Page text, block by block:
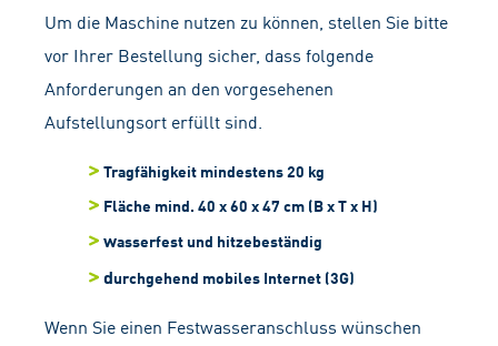
Um die Maschine nutzen zu können, stellen Sie bitte
vor Ihrer Bestellung sicher, dass folgende
Anforderungen an den vorgesehenen
Aufstellungsort erfüllt sind.
Tragfähigkeit mindestens 20 kg
Fläche mind. 40 x 60 x 47 cm (B x T x H)
wasserfest und hitzebeständig
durchgehend mobiles Internet (3G)
Wenn Sie einen Festwasseranschluss wünschen